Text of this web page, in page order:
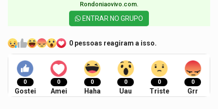
Rondoniaovivo.com.​
ENTRAR NO GRUPO
0 pessoas reagiram a isso.
0
Gostei
0
Amei
0
Haha
0
Uau
0
Triste
0
Grr